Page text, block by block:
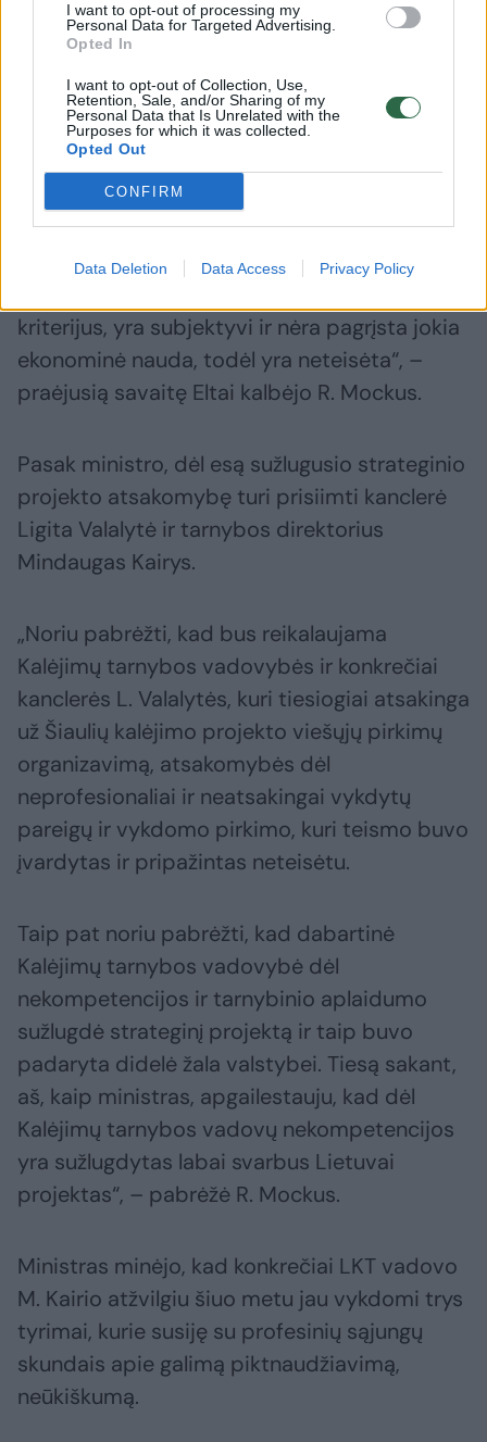
I want to opt-out of processing my
Personal Data for Targeted Advertising.
Opted In
I want to opt-out of Collection, Use,
Retention, Sale, and/or Sharing of my
Personal Data that Is Unrelated with the
Purposes for which it was collected.
Opted Out
CONFIRM
Data Deletion Data Access Privacy Policy
pažeidė ir nesilaikė pagrindinių viešuosiuose
pirkimuose taikomų ir privalomų teisės
principų. Ir teismas kalba apie pirkimų
skaidrumo ir lygiateisiškumo principus.
Teisine prasme tai yra labai svarbu.
Taip pat teismas konstatavo, kad Kalėjimų
tarnybos sukurta konkurso sąlyga, pagal kurią
kriterijus, yra subjektyvi ir nėra pagrįsta jokia
ekonominė nauda, todėl yra neteisėta“, –
praėjusią savaitę Eltai kalbėjo R. Mockus.
Pasak ministro, dėl esą sužlugusio strateginio
projekto atsakomybę turi prisiimti kanclerė
Ligita Valalytė ir tarnybos direktorius
Mindaugas Kairys.
„Noriu pabrėžti, kad bus reikalaujama
Kalėjimų tarnybos vadovybės ir konkrečiai
kanclerės L. Valalytės, kuri tiesiogiai atsakinga
už Šiaulių kalėjimo projekto viešųjų pirkimų
organizavimą, atsakomybės dėl
neprofesionaliai ir neatsakingai vykdytų
pareigų ir vykdomo pirkimo, kuri teismo buvo
įvardytas ir pripažintas neteisėtu.
Taip pat noriu pabrėžti, kad dabartinė
Kalėjimų tarnybos vadovybė dėl
nekompetencijos ir tarnybinio aplaidumo
sužlugdė strateginį projektą ir taip buvo
padaryta didelė žala valstybei. Tiesą sakant,
aš, kaip ministras, apgailestauju, kad dėl
Kalėjimų tarnybos vadovų nekompetencijos
yra sužlugdytas labai svarbus Lietuvai
projektas“, – pabrėžė R. Mockus.
Ministras minėjo, kad konkrečiai LKT vadovo
M. Kairio atžvilgiu šiuo metu jau vykdomi trys
tyrimai, kurie susiję su profesinių sąjungų
skundais apie galimą piktnaudžiavimą,
neūkiškumą.